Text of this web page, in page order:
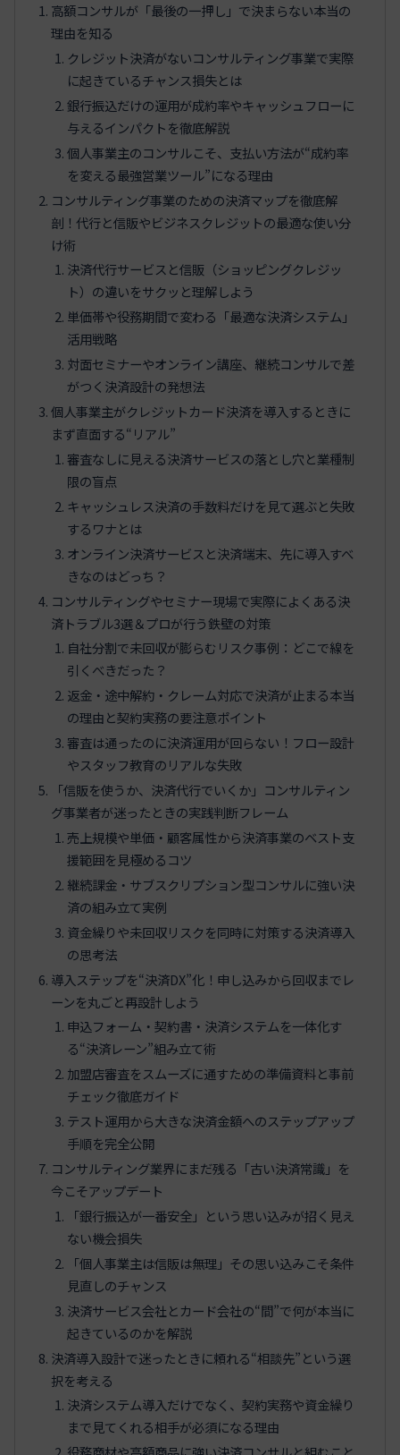
高額コンサルが「最後の一押し」で決まらない本当の
理由を知る
クレジット決済がないコンサルティング事業で実際
に起きているチャンス損失とは
銀行振込だけの運用が成約率やキャッシュフローに
与えるインパクトを徹底解説
個人事業主のコンサルこそ、支払い方法が“成約率
を変える最強営業ツール”になる理由
コンサルティング事業のための決済マップを徹底解
剖！代行と信販やビジネスクレジットの最適な使い分
け術
決済代行サービスと信販（ショッピングクレジッ
ト）の違いをサクッと理解しよう
単価帯や役務期間で変わる「最適な決済システム」
活用戦略
対面セミナーやオンライン講座、継続コンサルで差
がつく決済設計の発想法
個人事業主がクレジットカード決済を導入するときに
まず直面する“リアル”
審査なしに見える決済サービスの落とし穴と業種制
限の盲点
キャッシュレス決済の手数料だけを見て選ぶと失敗
するワナとは
オンライン決済サービスと決済端末、先に導入すべ
きなのはどっち？
コンサルティングやセミナー現場で実際によくある決
済トラブル3選＆プロが行う鉄壁の対策
自社分割で未回収が膨らむリスク事例：どこで線を
引くべきだった？
返金・途中解約・クレーム対応で決済が止まる本当
の理由と契約実務の要注意ポイント
審査は通ったのに決済運用が回らない！フロー設計
やスタッフ教育のリアルな失敗
「信販を使うか、決済代行でいくか」コンサルティン
グ事業者が迷ったときの実践判断フレーム
売上規模や単価・顧客属性から決済事業のベスト支
援範囲を見極めるコツ
継続課金・サブスクリプション型コンサルに強い決
済の組み立て実例
資金繰りや未回収リスクを同時に対策する決済導入
の思考法
導入ステップを“決済DX”化！申し込みから回収までレ
ーンを丸ごと再設計しよう
申込フォーム・契約書・決済システムを一体化す
る“決済レーン”組み立て術
加盟店審査をスムーズに通すための準備資料と事前
チェック徹底ガイド
テスト運用から大きな決済金額へのステップアップ
手順を完全公開
コンサルティング業界にまだ残る「古い決済常識」を
今こそアップデート
「銀行振込が一番安全」という思い込みが招く見え
ない機会損失
「個人事業主は信販は無理」その思い込みこそ条件
見直しのチャンス
決済サービス会社とカード会社の“間”で何が本当に
起きているのかを解説
決済導入設計で迷ったときに頼れる“相談先”という選
択を考える
決済システム導入だけでなく、契約実務や資金繰り
まで見てくれる相手が必須になる理由